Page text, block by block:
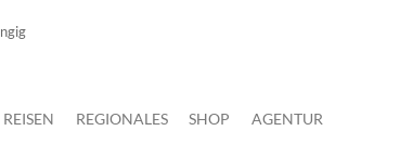
REISEN REGIONALES SHOP AGENTUR